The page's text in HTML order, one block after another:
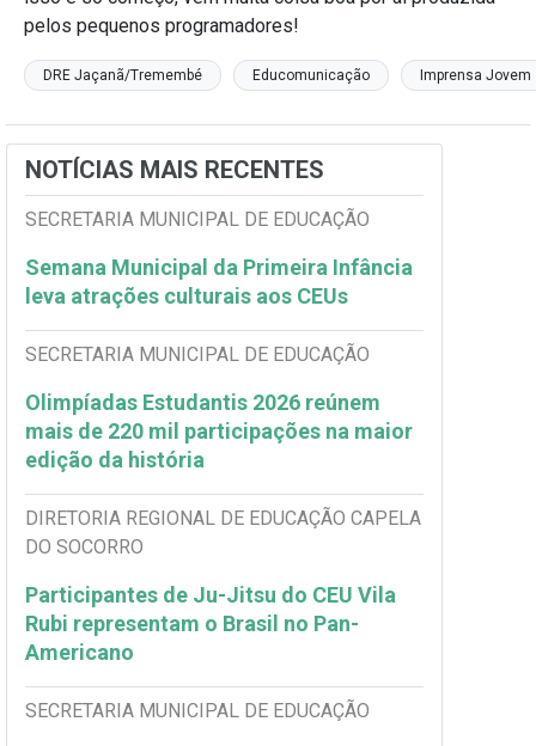
pelos pequenos programadores!
DRE Jaçanã/Tremembé Educomunicação Imprensa Jovem
NOTÍCIAS MAIS RECENTES
SECRETARIA MUNICIPAL DE EDUCAÇÃO
Semana Municipal da Primeira Infância
leva atrações culturais aos CEUs
SECRETARIA MUNICIPAL DE EDUCAÇÃO
Olimpíadas Estudantis 2026 reúnem
mais de 220 mil participações na maior
edição da história
DIRETORIA REGIONAL DE EDUCAÇÃO CAPELA
DO SOCORRO
Participantes de Ju-Jitsu do CEU Vila
Rubi representam o Brasil no Pan-
Americano
SECRETARIA MUNICIPAL DE EDUCAÇÃO